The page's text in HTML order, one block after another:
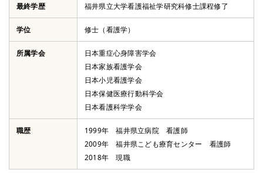
ウェブサイト
最終学歴 福井県立大学看護福祉学研究科修士課程修了
学位 修士（看護学）
所属学会
日本重症心身障害学会
日本家族看護学会
日本小児看護学会
日本保健医療行動科学会
日本看護科学学会
職歴
1999年 福井県立病院 看護師
2009年 福井県こども療育センター 看護師
2018年 現職